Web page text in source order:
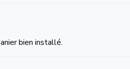
bien installé.